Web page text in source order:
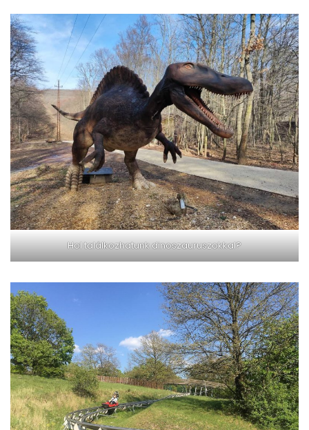
Hol találkozhatunk dinoszauruszokkal?